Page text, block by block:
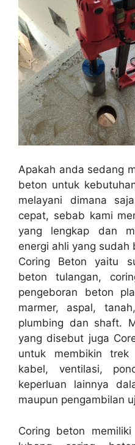
Apakah anda sedang
beton untuk
melayani dimana
cepat, sebab kami
yang lengkap dan
energi ahli yang sudah
Coring Beton yaitu
beton tulangan,
pengeboran beton
marmer, aspal,
plumbing dan shaft.
yang disebut juga
untuk membikin
kabel, ventilasi,
keperluan lainnya
maupun pengambilan
Coring beton